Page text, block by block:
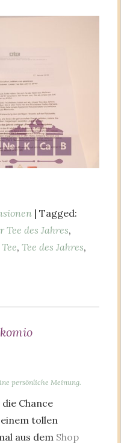
| Tagged:
Tee des Jahres,
Tee, Tee des Jahres,
persönliche Meinung.
Chance
tollen
aus dem Shop